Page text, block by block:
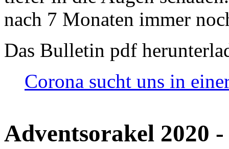
nach 7 Monaten immer
Das Bulletin pdf
Corona sucht uns in
Adventsorakel 2020